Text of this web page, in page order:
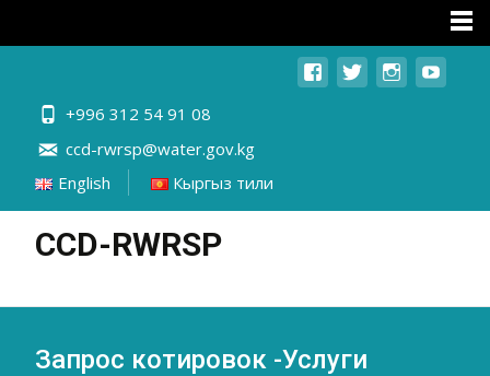
+996 312 54 91 08
ccd-rwrsp@water.gov.kg
English
Кыргыз тили
CCD-RWRSP
Запрос котировок -Услуги